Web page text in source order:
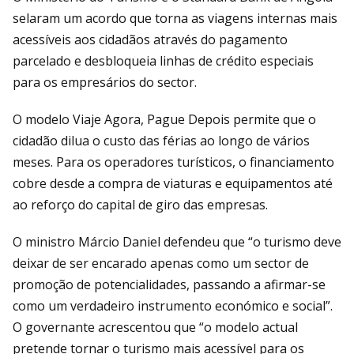
selaram um acordo que torna as viagens internas mais
acessíveis aos cidadãos através do pagamento
parcelado e desbloqueia linhas de crédito especiais
para os empresários do sector.
O modelo Viaje Agora, Pague Depois permite que o
cidadão dilua o custo das férias ao longo de vários
meses. Para os operadores turísticos, o financiamento
cobre desde a compra de viaturas e equipamentos até
ao reforço do capital de giro das empresas.
O ministro Márcio Daniel defendeu que “o turismo deve
deixar de ser encarado apenas como um sector de
promoção de potencialidades, passando a afirmar-se
como um verdadeiro instrumento económico e social”.
O governante acrescentou que “o modelo actual
pretende tornar o turismo mais acessível para os